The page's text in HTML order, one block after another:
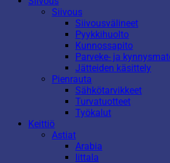
Siivous
Siivousvälineet
Pyykkihuolto
Kunnossapito
Parveke- ja
Jätteiden käsittely
Pienrauta
Sähkötarvikkeet
Turvatuotteet
Työkalut
Keittiö
Astiat
Arabia
Iittala